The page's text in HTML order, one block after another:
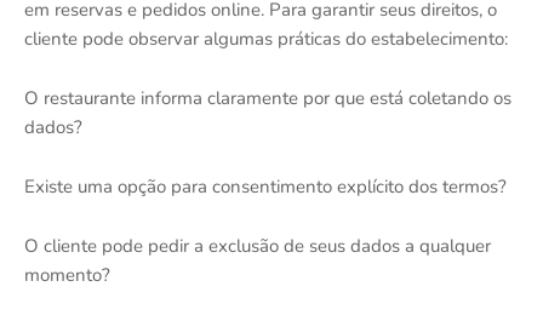
em reservas e pedidos online. Para garantir seus direitos, o
cliente pode observar algumas práticas do estabelecimento:
O restaurante informa claramente por que está coletando os
dados?
Existe uma opção para consentimento explícito dos termos?
O cliente pode pedir a exclusão de seus dados a qualquer
momento?